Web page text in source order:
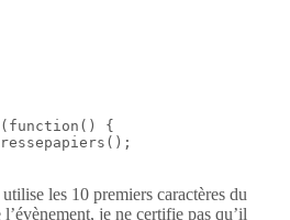
{
les 10 premiers caractères du
je ne certifie pas qu’il